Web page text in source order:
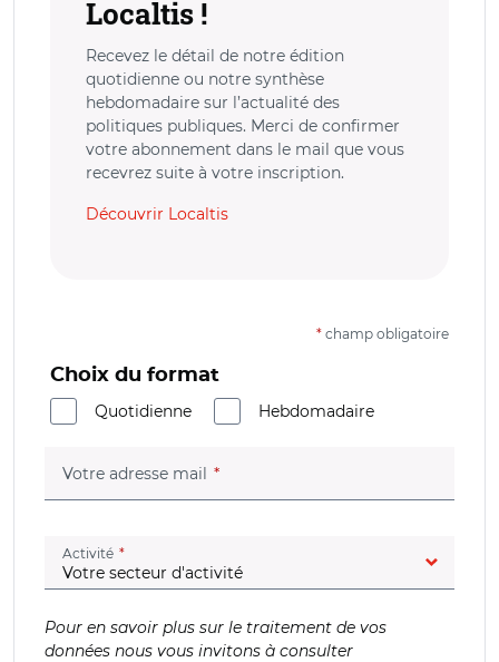
Localtis !
Recevez le détail de notre édition
quotidienne ou notre synthèse
hebdomadaire sur l’actualité des
politiques publiques. Merci de confirmer
votre abonnement dans le mail que vous
recevrez suite à votre inscription.
Découvrir Localtis
* champ obligatoire
Choix du format
Quotidienne
Hebdomadaire
Votre adresse mail (champ obligatoire)
Activité (champ obligatoire)
Pour en savoir plus sur le traitement de vos
données nous vous invitons à consulter